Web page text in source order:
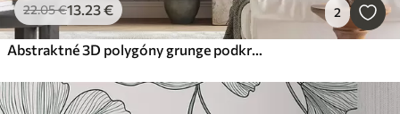
22.05€13.23€ 2
Abstraktné 3D polygóny grunge podkrovie